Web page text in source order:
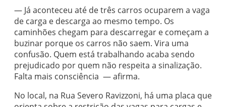
— Já aconteceu até de três carros ocuparem a vaga
de carga e descarga ao mesmo tempo. Os
caminhões chegam para descarregar e começam a
buzinar porque os carros não saem. Vira uma
confusão. Quem está trabalhando acaba sendo
prejudicado por quem não respeita a sinalização.
Falta mais consciência — afirma.
No local, na Rua Severo Ravizzoni, há uma placa que